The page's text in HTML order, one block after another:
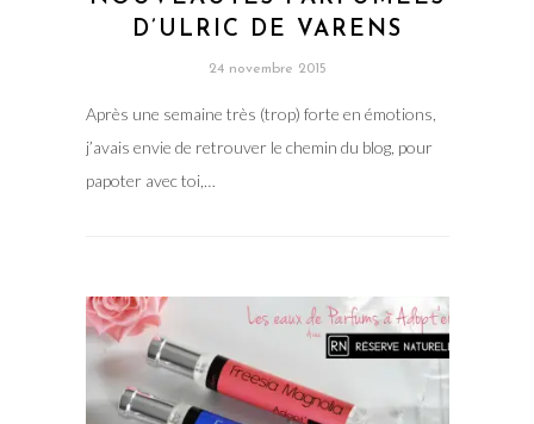
D’ULRIC DE VARENS
24 novembre 2015
Après une semaine très (trop) forte en émotions,
j’avais envie de retrouver le chemin du blog, pour
papoter avec toi,…